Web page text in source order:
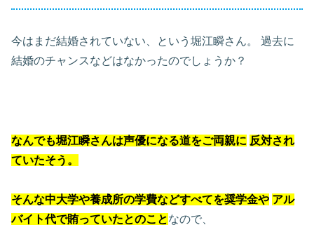
今はまだ結婚されていない、という堀江瞬さん。
過去に
結婚のチャンスなどはなかったのでしょうか？
なんでも堀江瞬さんは声優になる道をご両親に 反対され
ていたそう。
そんな中大学や養成所の学費などすべてを奨学金や アル
バイト代で賄っていたとのことなので、